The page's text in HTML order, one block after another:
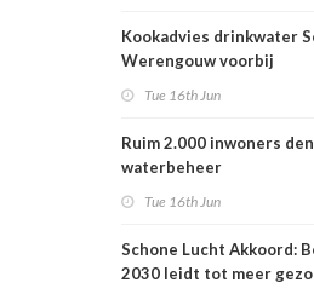
Kookadvies drinkwater
Werengouw voorbij
Tue 16th Jun
Ruim 2.000 inwoners
waterbeheer
Tue 16th Jun
Schone Lucht Akkoord:
2030 leidt tot meer